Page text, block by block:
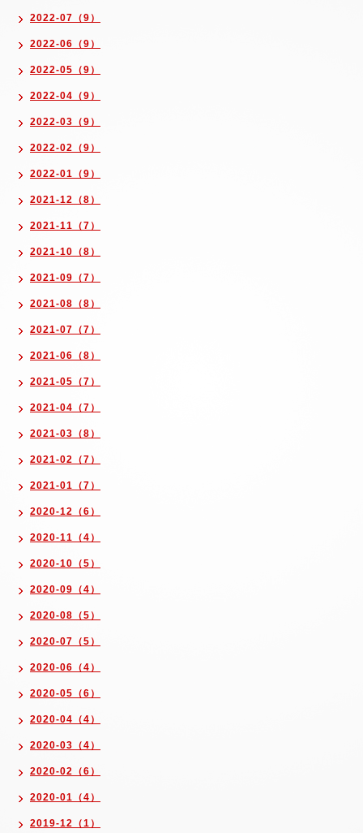
2022-07（9）
2022-06（9）
2022-05（9）
2022-04（9）
2022-03（9）
2022-02（9）
2022-01（9）
2021-12（8）
2021-11（7）
2021-10（8）
2021-09（7）
2021-08（8）
2021-07（7）
2021-06（8）
2021-05（7）
2021-04（7）
2021-03（8）
2021-02（7）
2021-01（7）
2020-12（6）
2020-11（4）
2020-10（5）
2020-09（4）
2020-08（5）
2020-07（5）
2020-06（4）
2020-05（6）
2020-04（4）
2020-03（4）
2020-02（6）
2020-01（4）
2019-12（1）